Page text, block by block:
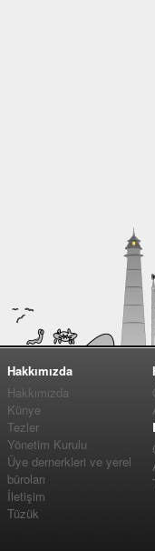
Hakkımızda
Hakkımızda
Künye
Tezler
Yönetim Kurulu
Üye dernerkleri ve yerel
büroları
İletişim
Tüzük